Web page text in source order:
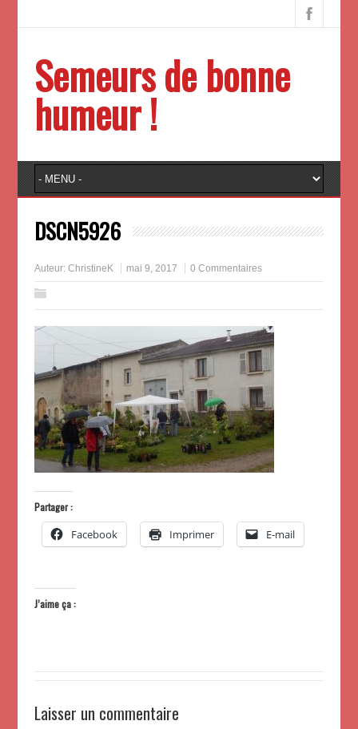
Semeurs de bonne
humeur !
DSCN5926
Auteur: ChristineK mai 9, 2017 0 Commentaires
Partager :
Facebook Imprimer E-mail
J’aime ça :
Laisser un commentaire